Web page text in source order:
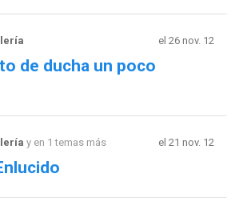
el 26 nov. 12
de ducha un poco
y en 1 temas más el 21 nov. 12